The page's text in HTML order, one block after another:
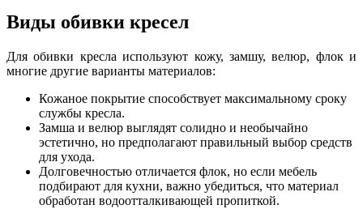
Виды обивки кресел
Для обивки кресла используют кожу, замшу, велюр, флок и
многие другие варианты материалов:
Кожаное покрытие способствует максимальному сроку
службы кресла.
Замша и велюр выглядят солидно и необычайно
эстетично, но предполагают правильный выбор средств
для ухода.
Долговечностью отличается флок, но если мебель
подбирают для кухни, важно убедиться, что материал
обработан водоотталкивающей пропиткой.